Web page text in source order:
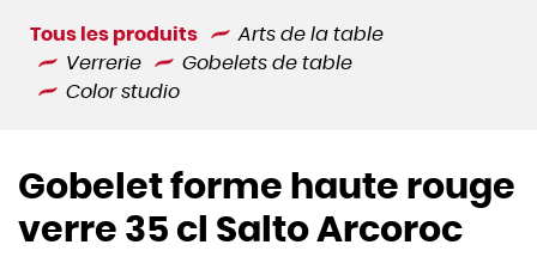
Tous les produits
Arts de la table
Verrerie
Gobelets de table
Color studio
Gobelet forme haute rouge
verre 35 cl Salto Arcoroc